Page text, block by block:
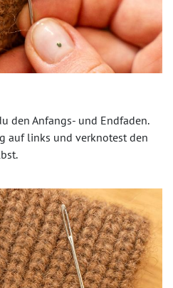
den Anfangs- und Endfaden.
auf links und verknotest den